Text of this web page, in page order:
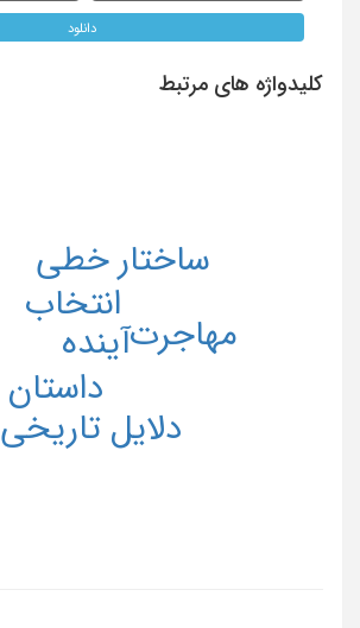
دانلود
کلیدواژه های مرتبط
آینده
انتخاب
داستان
دلایل تاریخی
ساختار خطی
مهاجرت